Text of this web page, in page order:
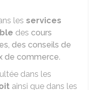
les services
des cours
des conseils de
de commerce.
dans les
ainsi que dans les